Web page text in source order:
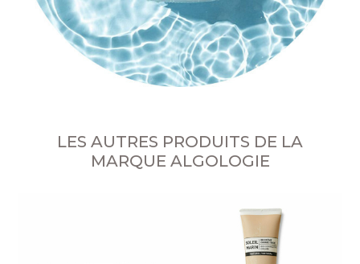
LES AUTRES PRODUITS DE LA
MARQUE ALGOLOGIE